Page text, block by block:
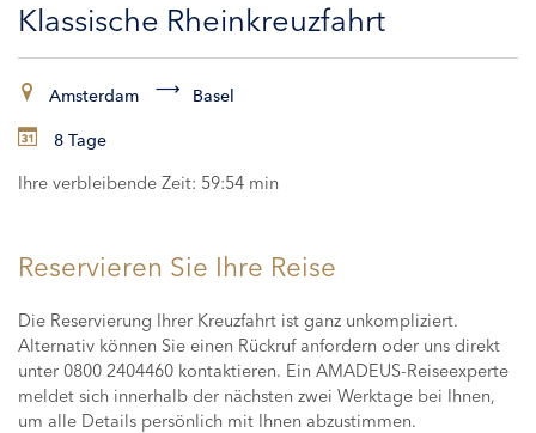
KABINEN
Klassische Rheinkreuzfahrt
Amsterdam Basel
8 Tage
Ihre verbleibende Zeit: 59:54 min
Reservieren Sie Ihre Reise
Die Reservierung Ihrer Kreuzfahrt ist ganz unkompliziert.
Alternativ können Sie einen Rückruf anfordern oder uns direkt
unter 0800 2404460 kontaktieren. Ein AMADEUS-Reiseexperte
meldet sich innerhalb der nächsten zwei Werktage bei Ihnen,
um alle Details persönlich mit Ihnen abzustimmen.